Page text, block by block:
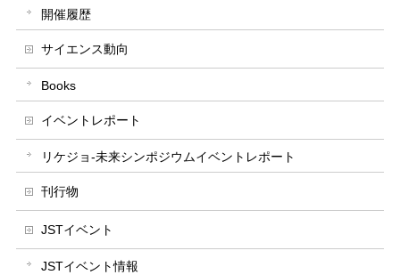
開催履歴
サイエンス動向
Books
イベントレポート
リケジョ-未来シンポジウムイベントレポート
刊行物
JSTイベント
JSTイベント情報